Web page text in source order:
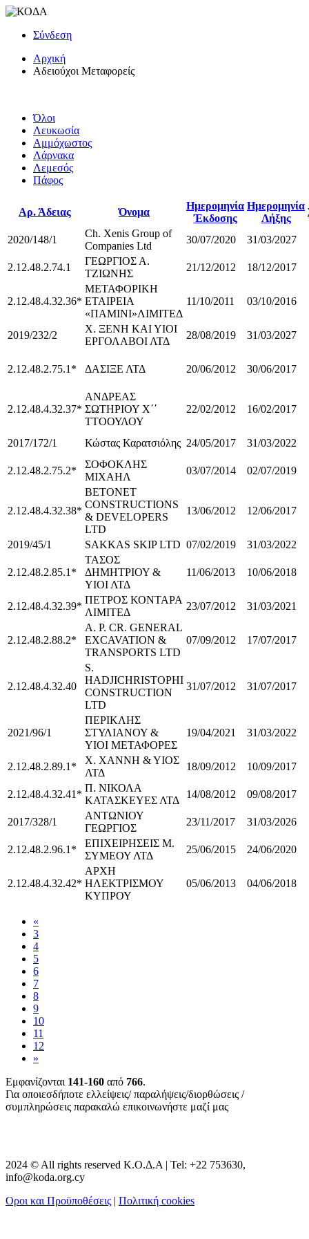
Σύνδεση
Αρχική
Αδειούχοι Μεταφορείς
Όλοι
Λευκωσία
Αμμόχωστος
Λάρνακα
Λεμεσός
Πάφος
Αρ. Άδειας Όνομα
Ημερομηνία
Έκδοσης
Ημερομηνία
Λήξης
2020/148/1
Ch. Xenis Group of
Companies Ltd
30/07/2020 31/03/2027
2.12.48.2.74.1
ΓΕΩΡΓΙΟΣ Α.
ΤΖΙΩΝΗΣ
21/12/2012 18/12/2017
2.12.48.4.32.36*
ΜΕΤΑΦΟΡΙΚΗ
ΕΤΑΙΡΕΙΑ
«ΠΑΜΙΝΙ»ΛΙΜΙΤΕΔ
11/10/2011 03/10/2016
2019/232/2
Χ. ΞΕΝΗ ΚΑΙ ΥΙΟΙ
ΕΡΓΟΛΑΒΟΙ ΛΤΔ
28/08/2019 31/03/2027
2.12.48.2.75.1* ΔΑΣΙΞΕ ΛΤΔ 20/06/2012 30/06/2017
2.12.48.4.32.37*
ΑΝΔΡΕΑΣ
ΣΩΤΗΡΙΟΥ Χ΄΄
ΤΤΟΟΥΛΟΥ
22/02/2012 16/02/2017
2017/172/1 Κώστας Καρατσιόλης 24/05/2017 31/03/2022
2.12.48.2.75.2*
ΣΟΦΟΚΛΗΣ
ΜΙΧΑΗΛ
03/07/2014 02/07/2019
2.12.48.4.32.38*
BETONET
CONSTRUCTIONS
& DEVELOPERS
LTD
13/06/2012 12/06/2017
2019/45/1 SAKKAS SKIP LTD 07/02/2019 31/03/2022
2.12.48.2.85.1*
ΤΑΣΟΣ
ΔΗΜΗΤΡΙΟΥ &
ΥΙΟΙ ΛΤΔ
11/06/2013 10/06/2018
2.12.48.4.32.39*
ΠΕΤΡΟΣ ΚΟΝΤΑΡΑ
ΛΙΜΙΤΕΔ
23/07/2012 31/03/2021
2.12.48.2.88.2*
A. P. CR. GENERAL
EXCAVATION &
TRANSPORTS LTD
07/09/2012 17/07/2017
2.12.48.4.32.40
S.
HADJICHRISTOPHI
CONSTRUCTION
LTD
31/07/2012 31/07/2017
2021/96/1
ΠΕΡΙΚΛΗΣ
ΣΤΥΛΙΑΝΟΥ &
ΥΙΟΙ ΜΕΤΑΦΟΡΕΣ
19/04/2021 31/03/2022
2.12.48.2.89.1*
Χ. ΧΑΝΝΗ & ΥΙΟΣ
ΛΤΔ
18/09/2012 10/09/2017
2.12.48.4.32.41*
Π. ΝΙΚΟΛΑ
ΚΑΤΑΣΚΕΥΕΣ ΛΤΔ
14/08/2012 09/08/2017
2017/328/1
ΑΝΤΩΝΙΟΥ
ΓΕΩΡΓΙΟΣ
23/11/2017 31/03/2026
2.12.48.2.96.1*
ΕΠΙΧΕΙΡΗΣΕΙΣ Μ.
ΣΥΜΕΟΥ ΛΤΔ
25/06/2015 24/06/2020
2.12.48.4.32.42*
ΑΡΧΗ
ΗΛΕΚΤΡΙΣΜΟΥ
ΚΥΠΡΟΥ
05/06/2013 04/06/2018
«
3
4
5
6
7
8
9
10
11
12
»
Εμφανίζονται 141-160 από 766.
Για οποιεσδήποτε ελλείψεις/ παραλήψεις/διορθώσεις /
συμπληρώσεις παρακαλώ επικοινωνήστε μαζί μας
2024 © All rights reserved Κ.Ο.Δ.Α | Tel: +22 753630,
info@koda.org.cy
Οροι και Προϋποθέσεις | Πολιτική cookies